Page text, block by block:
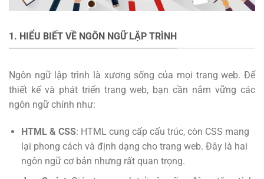
1. HIỂU BIẾT VỀ NGÔN NGỮ LẬP TRÌNH
Ngôn ngữ lập trình là xương sống của mọi trang web. Để
thiết kế và phát triển trang web, bạn cần nắm vững các
ngôn ngữ chính như:
HTML & CSS: HTML cung cấp cấu trúc, còn CSS mang
lại phong cách và định dạng cho trang web. Đây là hai
ngôn ngữ cơ bản nhưng rất quan trọng.